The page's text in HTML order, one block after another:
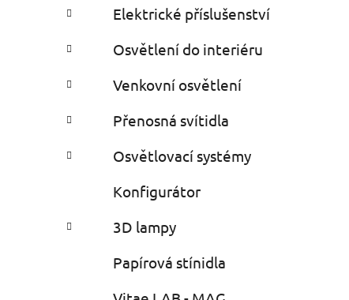
Elektrické příslušenství
Osvětlení do interiéru
Venkovní osvětlení
Přenosná svítidla
Osvětlovací systémy
Konfigurátor
3D lampy
Papírová stínidla